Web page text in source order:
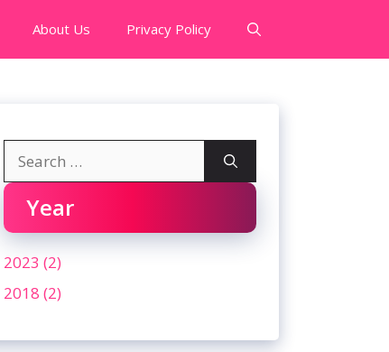
About Us Privacy Policy
for:
Year
2023 (2)
2018 (2)